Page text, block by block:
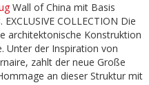
Wall of China mit Basis
COLLECTION Die
architektonische Konstruktion
Unter der Inspiration von
zahlt der neue Große
an dieser Struktur mit